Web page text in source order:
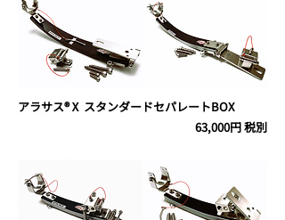
アラサス®Ⅹ スタンダードセパレートBOX
63,000円 税別